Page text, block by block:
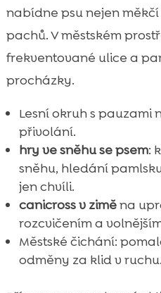
nabídne psu nejen
pachů. V městském
frekventované ulice a
procházky.
Lesní okruh s pauzami
přivolání.
hry ve sněhu se psem:
sněhu, hledání
jen chvíli.
canicross v ziměna
rozcvičením a
Městské čichání:
odměny za klid v ruchu.